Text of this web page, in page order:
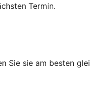
Termin.
Sie sie am besten